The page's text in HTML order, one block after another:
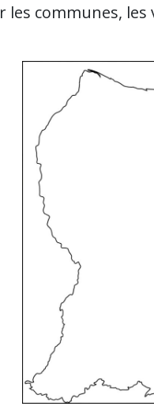
communes, les